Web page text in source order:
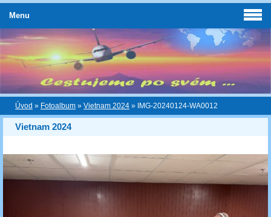
Úvod » Fotoalbum » Vietnam 2024 » IMG-20240124-WA0012
Vietnam 2024
Menu